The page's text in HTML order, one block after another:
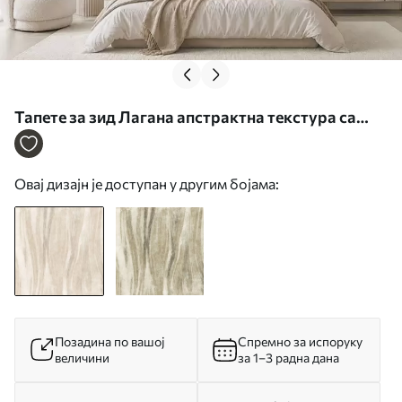
Тапете за зид Лагана апстрактна текстура са
меким вертикалним прелазима у кремастим
Овај дизајн је доступан у другим бојама:
Позадина по вашој
величини
Спремно за испоруку
за 1–3 радна дана